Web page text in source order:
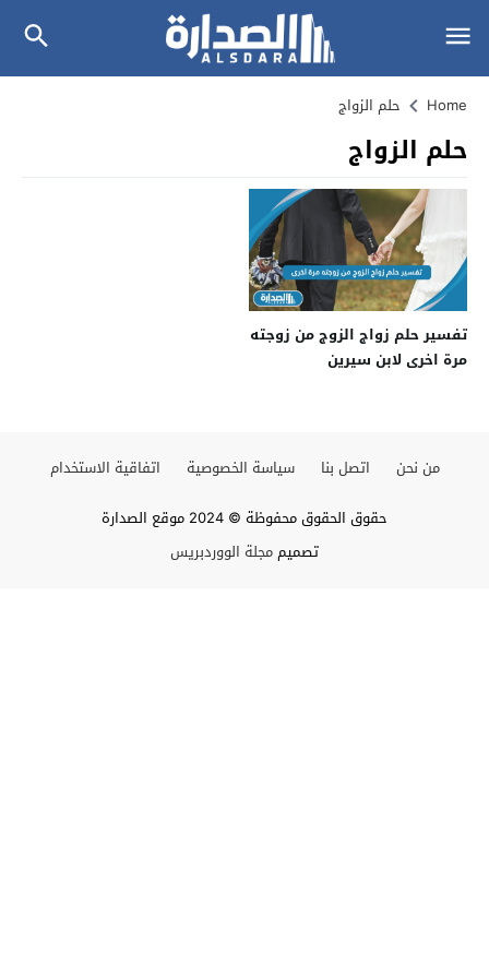
Home حلم الزواج
حلم الزواج
تفسير حلم زواج الزوج من زوجته
مرة اخرى لابن سيرين
من نحن اتصل بنا سياسة الخصوصية
اتفاقية الاستخدام
حقوق الحقوق محفوظة © 2024 موقع الصدارة
تصميممجلة الووردبريس